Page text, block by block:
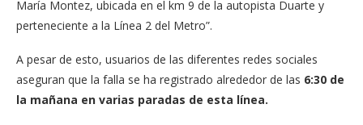
María Montez, ubicada en el km 9 de la autopista Duarte y
perteneciente a la Línea 2 del Metro”.
A pesar de esto, usuarios de las diferentes redes sociales
aseguran que la falla se ha registrado alrededor de las 6:30 de
la mañana en varias paradas de esta línea.